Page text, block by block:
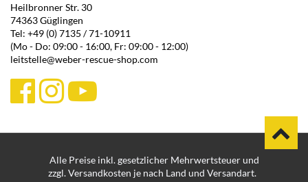
Heilbronner Str. 30
74363 Güglingen
Tel: +49 (0) 7135 / 71-10911
(Mo - Do: 09:00 - 16:00, Fr: 09:00 - 12:00)
leitstelle@weber-rescue-shop.com
Alle Preise inkl. gesetzlicher Mehrwertsteuer und
zzgl. Versandkosten je nach Land und Versandart.